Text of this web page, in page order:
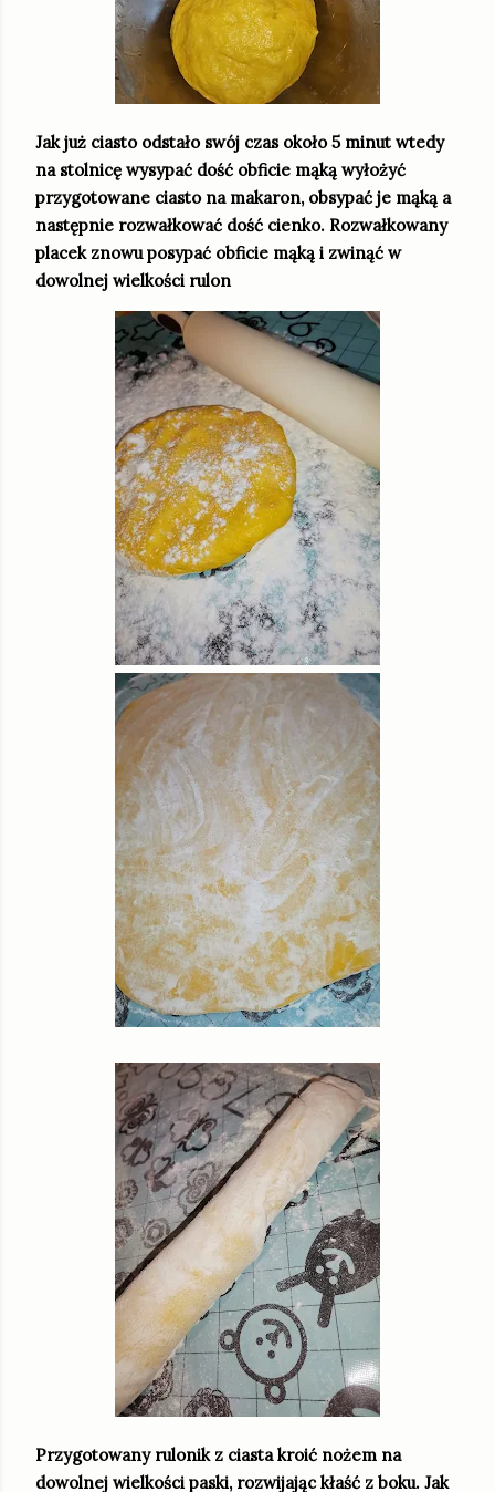
Jak już ciasto odstało swój czas około 5 minut wtedy
na stolnicę wysypać dość obficie mąką wyłożyć
przygotowane ciasto na makaron, obsypać je mąką a
następnie rozwałkować dość cienko. Rozwałkowany
placek znowu posypać obficie mąką i zwinąć w
dowolnej wielkości rulon
Przygotowany rulonik z ciasta kroić nożem na
dowolnej wielkości paski, rozwijając kłaść z boku. Jak